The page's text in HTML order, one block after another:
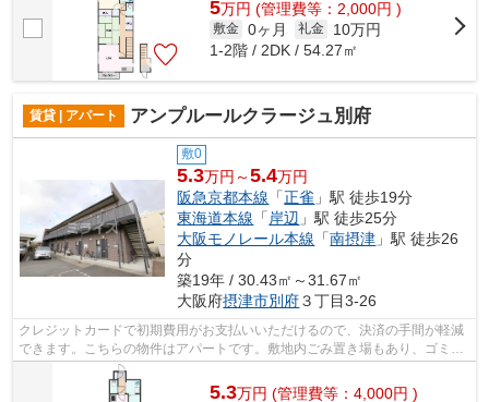
5万円 (管理費等：2,000円 )
敷金 0ヶ月 礼金
10万円
1-2階 / 2DK / 54.27㎡
賃貸 | アパート アンプルールクラージュ別府
敷0
5.3万円～5.4万円
阪急京都本線 「正雀 」駅 徒歩19分
東海道本線 「 岸辺 」駅 徒歩25分
大阪モノレール本線 「南摂津 」駅 徒歩26
分
築19年 / 30.43㎡～31.67㎡
大阪府摂津市別府３丁目3-26
クレジットカードで初期費用がお支払いいただけるので、決済の手間が軽減
できます。こちらの物件はアパートです。敷地内ごみ置き場もあり、ゴミ捨
ても楽々。軽量鉄骨アパートなので耐...
5.3万円 (管理費等：4,000円 )